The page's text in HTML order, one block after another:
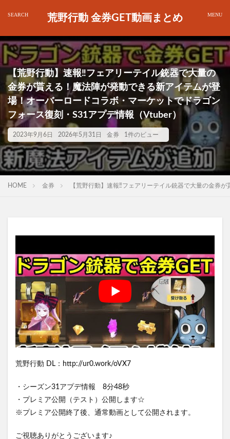
荒野行動 金券GET動画まとめ
【荒野行動】速報‼フェアリーテイル銃器で大量の
金券が貰える！魔法陣が発動できる新アイテムが登
場！オーバーロードコラボ・マーケットでドラゴン
フォース復刻・S31アプデ情報（Vtuber）
2023年9月6日 2026年5月31日 金券 1件のビュー
HOME 金券 【荒野行動】速報‼フェアリーテイル銃器で大量の金券
荒野行動 DL：http://ur0.work/oVX7
・シーズン31アプデ情報 8分48秒
・プレミア公開（テスト）公開します☆
※プレミア公開終了後、通常動画として公開されます。
ご視聴ありがとうございます♪